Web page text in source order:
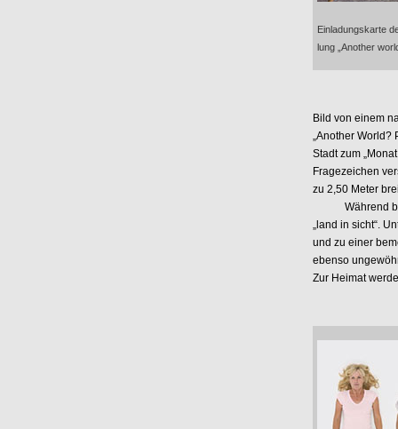
Einladungskarte
lung „Another
Bild von einem
„Another World?
Stadt zum
Fragezeichen
zu 2,50 Meter
Während bei
„land in sicht“.
und zu einer
ebenso
Zur Heimat